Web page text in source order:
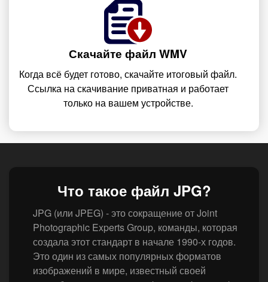
Скачайте файл WMV
Когда всё будет готово, скачайте итоговый файл.
Ссылка на скачивание приватная и работает
только на вашем устройстве.
Что такое файл JPG?
JPG (или JPEG) - это сокращение от Joint
Photographic Experts Group, команды, которая
создала этот стандарт в начале 1990-х годов.
Это один из самых популярных форматов
изображений в мире, известный своей